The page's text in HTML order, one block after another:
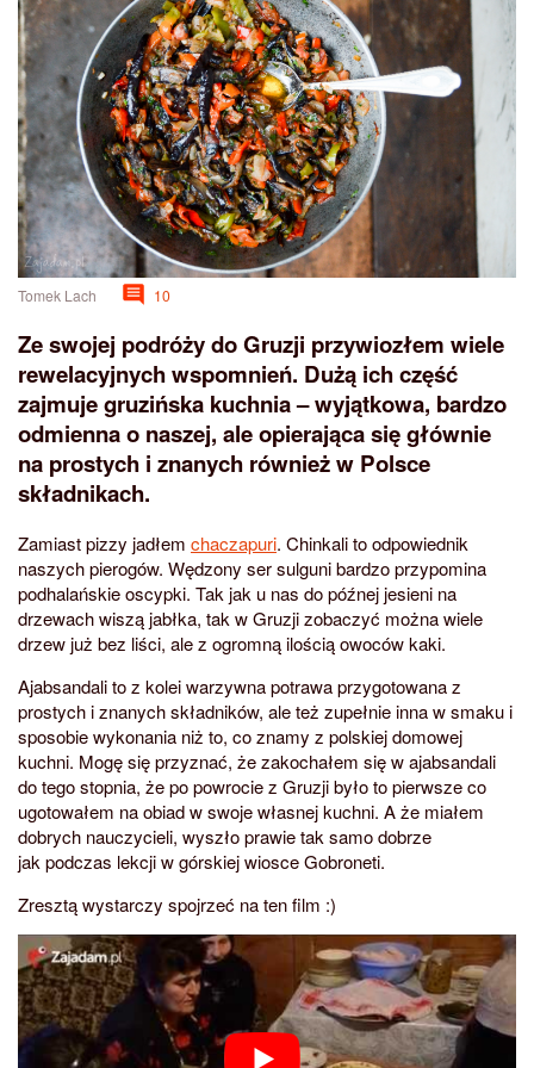
Tomek Lach 10
Ze swojej podróży do Gruzji przywiozłem wiele
rewelacyjnych wspomnień. Dużą ich część
zajmuje gruzińska kuchnia – wyjątkowa, bardzo
odmienna o naszej, ale opierająca się głównie
na prostych i znanych również w Polsce
składnikach.
Zamiast pizzy jadłem chaczapuri. Chinkali to odpowiednik
naszych pierogów. Wędzony ser sulguni bardzo przypomina
podhalańskie oscypki. Tak jak u nas do późnej jesieni na
drzewach wiszą jabłka, tak w Gruzji zobaczyć można wiele
drzew już bez liści, ale z ogromną ilością owoców kaki.
Ajabsandali to z kolei warzywna potrawa przygotowana z
prostych i znanych składników, ale też zupełnie inna w smaku i
sposobie wykonania niż to, co znamy z polskiej domowej
kuchni. Mogę się przyznać, że zakochałem się w ajabsandali
do tego stopnia, że po powrocie z Gruzji było to pierwsze co
ugotowałem na obiad w swoje własnej kuchni. A że miałem
dobrych nauczycieli, wyszło prawie tak samo dobrze
jak podczas lekcji w górskiej wiosce Gobroneti.
Zresztą wystarczy spojrzeć na ten film :)